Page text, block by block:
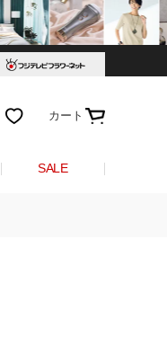
カート
SALE